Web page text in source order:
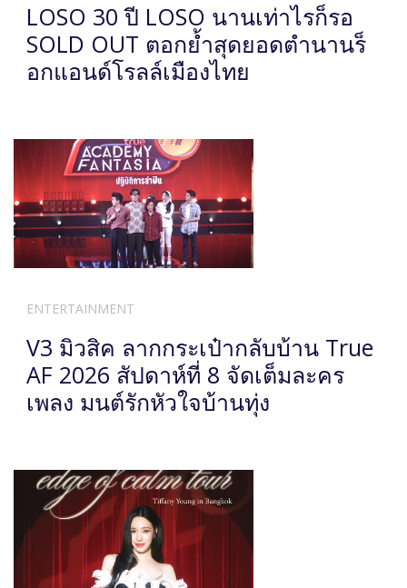
LOSO 30 ปี LOSO นานเท่าไรก็รอ
SOLD OUT ตอกย้ำสุดยอดตำนานร็
อกแอนด์โรลล์เมืองไทย
ENTERTAINMENT
V3 มิวสิค ลากกระเป๋ากลับบ้าน True
AF 2026 สัปดาห์ที่ 8 จัดเต็มละคร
เพลง มนต์รักหัวใจบ้านทุ่ง